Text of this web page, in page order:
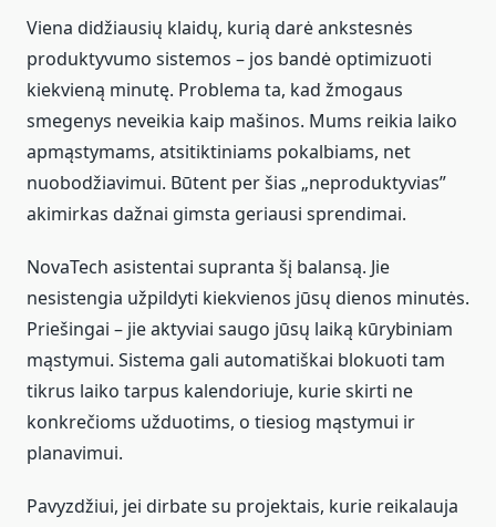
Viena didžiausių klaidų, kurią darė ankstesnės
produktyvumo sistemos – jos bandė optimizuoti
kiekvieną minutę. Problema ta, kad žmogaus
smegenys neveikia kaip mašinos. Mums reikia laiko
apmąstymams, atsitiktiniams pokalbiams, net
nuobodžiavimui. Būtent per šias „neproduktyvias”
akimirkas dažnai gimsta geriausi sprendimai.
NovaTech asistentai supranta šį balansą. Jie
nesistengia užpildyti kiekvienos jūsų dienos minutės.
Priešingai – jie aktyviai saugo jūsų laiką kūrybiniam
mąstymui. Sistema gali automatiškai blokuoti tam
tikrus laiko tarpus kalendoriuje, kurie skirti ne
konkrečioms užduotims, o tiesiog mąstymui ir
planavimui.
Pavyzdžiui, jei dirbate su projektais, kurie reikalauja